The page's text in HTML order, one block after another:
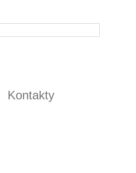
Kontakty